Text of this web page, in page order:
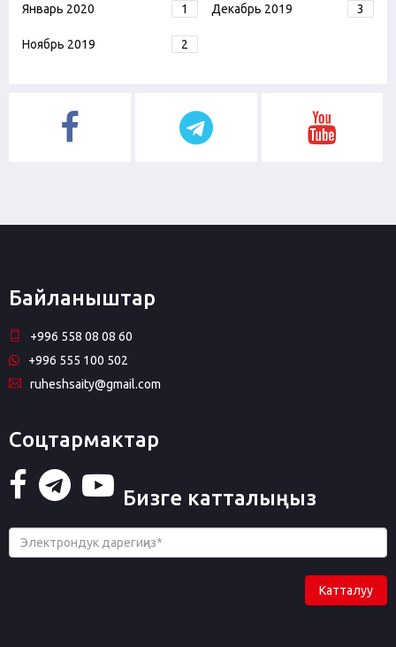
Январь 2020 1 Декабрь 2019 3
Ноябрь 2019 2
Байланыштар
+996 558 08 08 60
+996 555 100 502
ruheshsaity@gmail.com
Соцтармактар
Бизге катталыңыз
Катталуу